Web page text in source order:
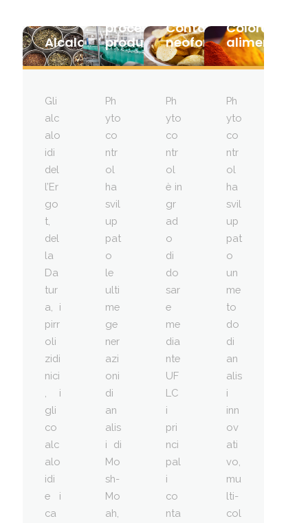
Alcaloidi
Gli
alc
alo
idi
del
l’Er
go
t,
del
la
Da
tur
a, i
pirr
oli
zidi
nici
, i
gli
co
alc
alo
idi
e i
ca
processi
produttivi
Ph
yto
co
ntr
ol
ha
svil
up
pat
o
le
ulti
me
ge
ner
azi
oni
di
an
alis
i di
Mo
sh-
Mo
ah,
Contaminanti
neoformati
Ph
yto
co
ntr
ol
è in
gr
ad
o
di
do
sar
e
me
dia
nte
UF
LC
i
pri
nci
pal
i
co
nta
Coloranti
alimentari
Ph
yto
co
ntr
ol
ha
svil
up
pat
o
un
me
to
do
di
an
alis
i
inn
ov
ati
vo,
mu
lti-
col